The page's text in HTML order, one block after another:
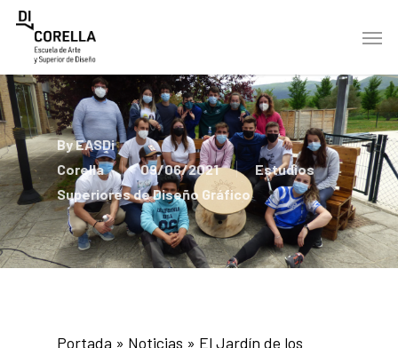
Skip
content
Menu
ByEASDi
Corella
09/06/2021
Estudios
Superiores de Diseño Gráfico
Portada » Noticias » El Jardín de los